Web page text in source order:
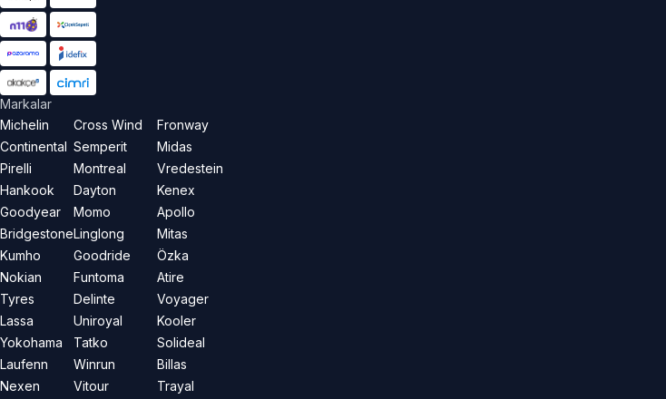
Markalar
Michelin
Continental
Pirelli
Hankook
Goodyear
Bridgestone
Kumho
Nokian
Tyres
Lassa
Yokohama
Laufenn
Nexen
Cross Wind
Semperit
Montreal
Dayton
Momo
Linglong
Goodride
Funtoma
Delinte
Uniroyal
Tatko
Winrun
Vitour
Fronway
Midas
Vredestein
Kenex
Apollo
Mitas
Özka
Atire
Voyager
Kooler
Solideal
Billas
Trayal